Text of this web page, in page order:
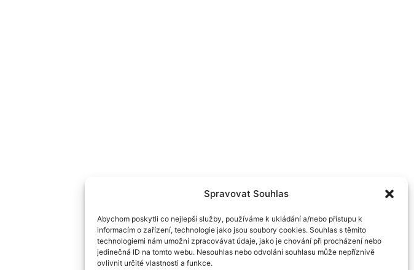
Spravovat Souhlas
Abychom poskytli co nejlepší služby, používáme k ukládání a/nebo přístupu k
informacím o zařízení, technologie jako jsou soubory cookies. Souhlas s těmito
technologiemi nám umožní zpracovávat údaje, jako je chování při procházení nebo
jedinečná ID na tomto webu. Nesouhlas nebo odvolání souhlasu může nepříznivě
ovlivnit určité vlastnosti a funkce.